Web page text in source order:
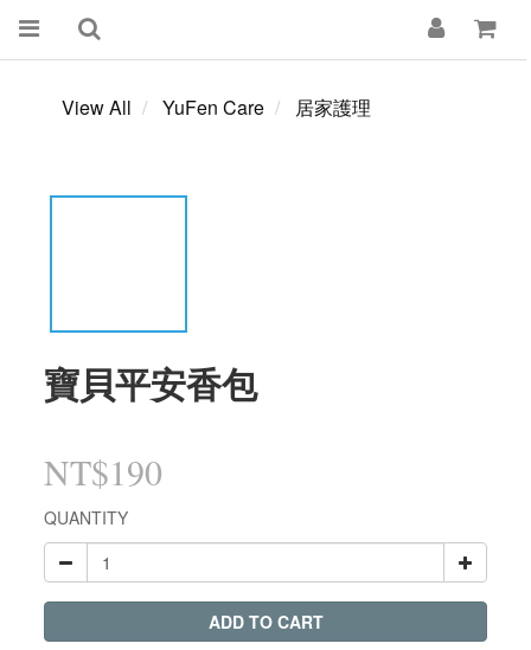
View All YuFen Care 居家護理
寶貝平安香包
NT$190
QUANTITY
ADD TO CART